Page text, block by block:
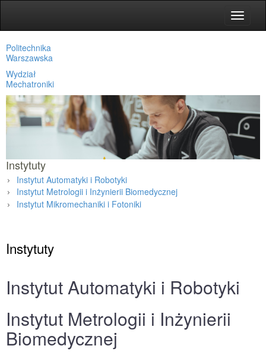
Toggle
Politechnika
Warszawska
Wydział
Mechatroniki
Instytuty
Instytut Automatyki i Robotyki
Instytut Metrologii i Inżynierii Biomedycznej
Instytut Mikromechaniki i Fotoniki
Instytuty
Instytut Automatyki i Robotyki
Instytut Metrologii i Inżynierii
Biomedycznej